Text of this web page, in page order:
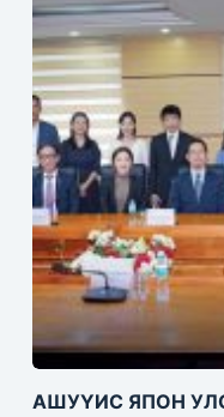
АШУҮИС ЯПОН